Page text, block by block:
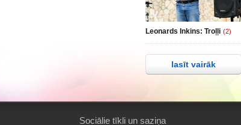
Leonards Inkins: Troļļi (2)
lasīt vairāk
Sociālie tīkli un saziņa